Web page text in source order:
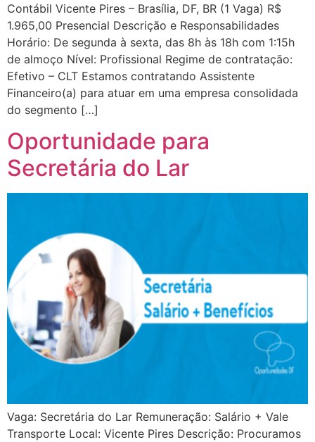
Contábil Vicente Pires – Brasília, DF, BR (1 Vaga) R$
1.965,00 Presencial Descrição e Responsabilidades
Horário: De segunda à sexta, das 8h às 18h com 1:15h
de almoço Nível: Profissional Regime de contratação:
Efetivo – CLT Estamos contratando Assistente
Financeiro(a) para atuar em uma empresa consolidada
do segmento […]
Oportunidade para
Secretária do Lar
Vaga: Secretária do Lar Remuneração: Salário + Vale
Transporte Local: Vicente Pires Descrição: Procuramos